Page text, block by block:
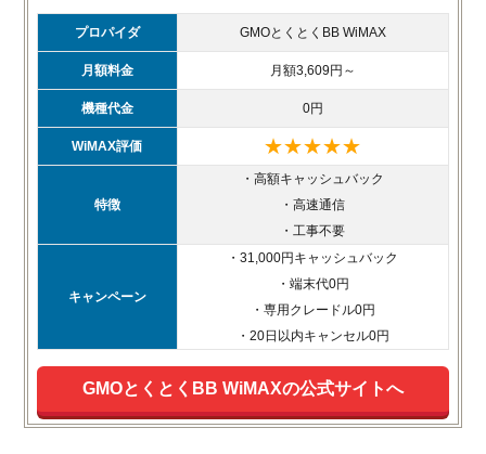
プロパイダ GMOとくとくBB WiMAX
月額料金 月額3,609円～
機種代金 0円
WiMAX評価 ★★★★★
特徴
・高額キャッシュバック
・高速通信
・工事不要
キャンペーン
・31,000円キャッシュバック
・端末代0円
・専用クレードル0円
・20日以内キャンセル0円
GMOとくとくBB WiMAXの公式サイトへ